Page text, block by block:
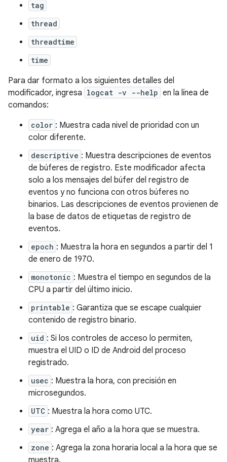
tag
thread
threadtime
time
Para dar formato a los siguientes detalles del
modificador, ingresa logcat -v --help en la línea de
comandos:
color : Muestra cada nivel de prioridad con un
color diferente.
descriptive : Muestra descripciones de eventos
de búferes de registro. Este modificador afecta
solo a los mensajes del búfer del registro de
eventos y no funciona con otros búferes no
binarios. Las descripciones de eventos provienen de
la base de datos de etiquetas de registro de
eventos.
epoch : Muestra la hora en segundos a partir del 1
de enero de 1970.
monotonic : Muestra el tiempo en segundos de la
CPU a partir del último inicio.
printable : Garantiza que se escape cualquier
contenido de registro binario.
uid : Si los controles de acceso lo permiten,
muestra el UID o ID de Android del proceso
registrado.
usec : Muestra la hora, con precisión en
microsegundos.
UTC : Muestra la hora como UTC.
year : Agrega el año a la hora que se muestra.
zone : Agrega la zona horaria local a la hora que se
muestra.